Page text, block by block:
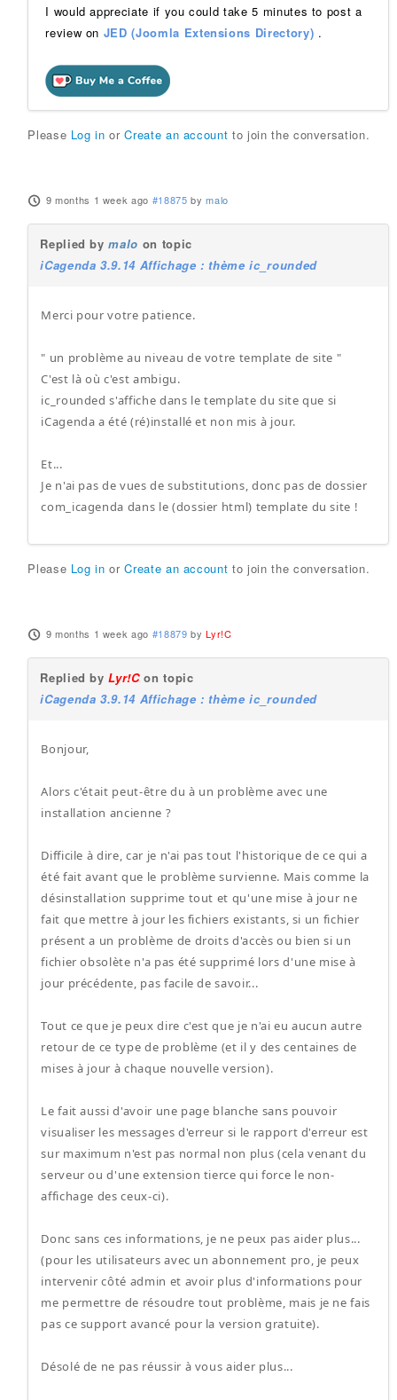
I would appreciate if you could take 5 minutes to post a
review on JED (Joomla Extensions Directory) .
Please Log in orCreate an account to join the conversation.
9 months 1 week ago #18875 bymalo
Replied bymalo on topic
iCagenda 3.9.14 Affichage : thème ic_rounded
Merci pour votre patience.
" un problème au niveau de votre template de site "
C'est là où c'est ambigu.
ic_rounded s'affiche dans le template du site que si
iCagenda a été (ré)installé et non mis à jour.
Et...
Je n'ai pas de vues de substitutions, donc pas de dossier
com_icagenda dans le (dossier html) template du site !
Please Log in orCreate an account to join the conversation.
9 months 1 week ago #18879 byLyr!C
Replied byLyr!Con topic
iCagenda 3.9.14 Affichage : thème ic_rounded
Bonjour,
Alors c'était peut-être du à un problème avec une
installation ancienne ?
Difficile à dire, car je n'ai pas tout l'historique de ce qui a
été fait avant que le problème survienne. Mais comme la
désinstallation supprime tout et qu'une mise à jour ne
fait que mettre à jour les fichiers existants, si un fichier
présent a un problème de droits d'accès ou bien si un
fichier obsolète n'a pas été supprimé lors d'une mise à
jour précédente, pas facile de savoir...
Tout ce que je peux dire c'est que je n'ai eu aucun autre
retour de ce type de problème (et il y des centaines de
mises à jour à chaque nouvelle version).
Le fait aussi d'avoir une page blanche sans pouvoir
visualiser les messages d'erreur si le rapport d'erreur est
sur maximum n'est pas normal non plus (cela venant du
serveur ou d'une extension tierce qui force le non-
affichage des ceux-ci).
Donc sans ces informations, je ne peux pas aider plus...
(pour les utilisateurs avec un abonnement pro, je peux
intervenir côté admin et avoir plus d'informations pour
me permettre de résoudre tout problème, mais je ne fais
pas ce support avancé pour la version gratuite).
Désolé de ne pas réussir à vous aider plus...